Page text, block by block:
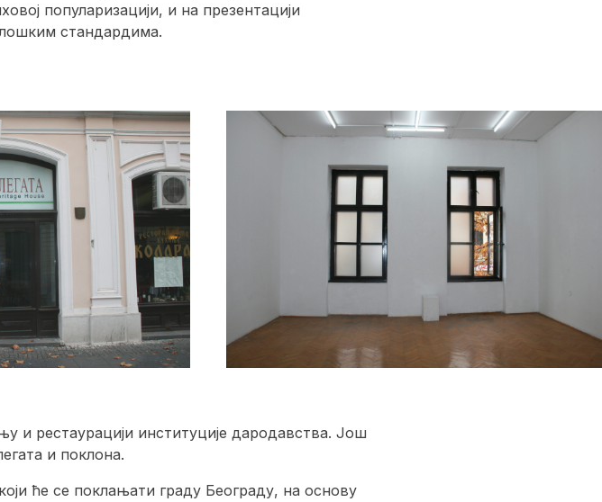
популаризацији, и на презентацији
стандардима.
и рестаурацији институције дародавства. Још
и поклона.
ће се поклањати граду Београду, на основу